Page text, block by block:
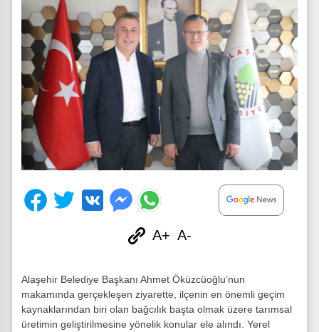
A+ A-
Alaşehir Belediye Başkanı Ahmet Öküzcüoğlu’nun
makamında gerçekleşen ziyarette, ilçenin en önemli geçim
kaynaklarından biri olan bağcılık başta olmak üzere tarımsal
üretimin geliştirilmesine yönelik konular ele alındı. Yerel